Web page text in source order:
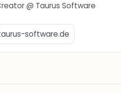
@ Taurus Software
software.de